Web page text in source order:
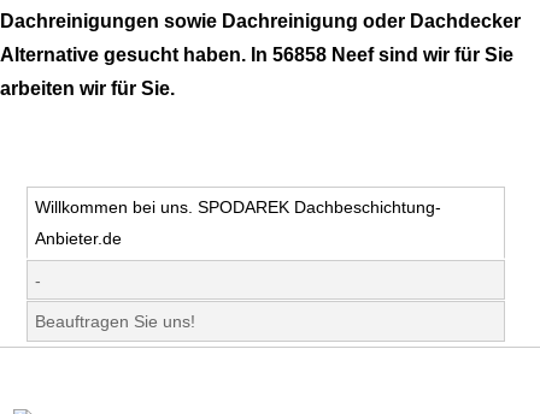
Dachreinigungen sowie Dachreinigung oder Dachdecker
Alternative gesucht haben. In 56858 Neef sind wir für Sie
arbeiten wir für Sie.
Willkommen bei uns. SPODAREK Dachbeschichtung-
Anbieter.de
-
Beauftragen Sie uns!